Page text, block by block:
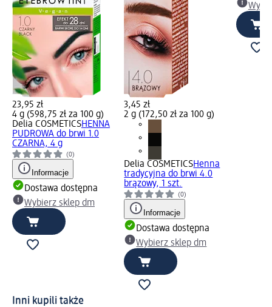
23,95 zł
4 g (598,75 zł za 100 g)
Delia COSMETICSHENNA
PUDROWA do brwi 1.0
CZARNA, 4 g
(0)
Informacje
Dostawa dostępna
Wybierz sklep dm
3,45 zł
2 g (172,50 zł za 100 g)
Delia COSMETICSHenna
tradycyjna do brwi 4.0
brązowy, 1 szt.
(0)
Informacje
Dostawa dostępna
Wybierz sklep dm
Inni kupili także